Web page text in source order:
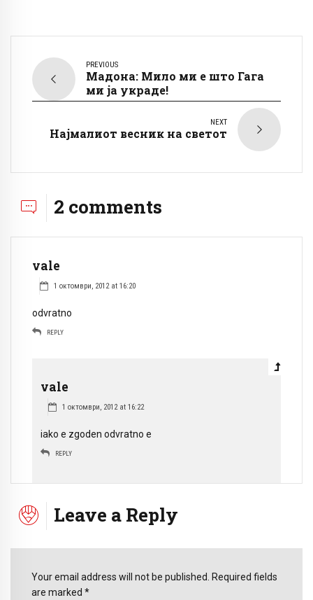
PREVIOUS
Мадона: Мило ми е што Гага
ми ја украде!
NEXT
Најмалиот весник на светот
2 comments
vale
1 октомври, 2012 at 16:20
odvratno
REPLY
vale
1 октомври, 2012 at 16:22
iako e zgoden odvratno e
REPLY
Leave a Reply
Your email address will not be published. Required fields
are marked *